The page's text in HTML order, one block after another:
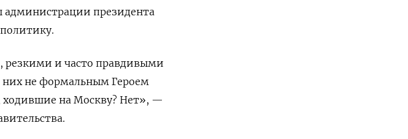
администрации президента
резкими и часто правдивыми
них не формальным Героем
ходившие на Москву? Нет», —